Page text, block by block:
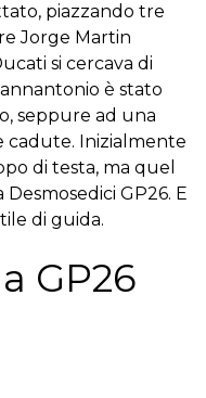
piazzando tre
Jorge Martin
si cercava di
è stato
seppure ad una
cadute. Inizialmente
di testa, ma quel
GP26. E
di guida.
GP26